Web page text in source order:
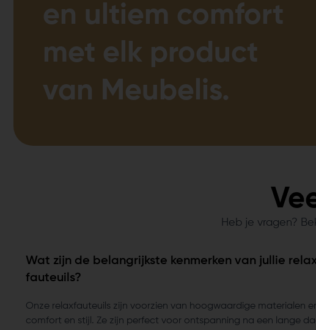
en ultiem comfort
met elk product
van Meubelis.
Heb je vragen?
Wat zijn de belangrijkste kenmerken van jullie
fauteuils?
Onze relaxfauteuils zijn voorzien van hoogwaardige materialen
comfort en stijl. Ze zijn perfect voor ontspanning na een lange